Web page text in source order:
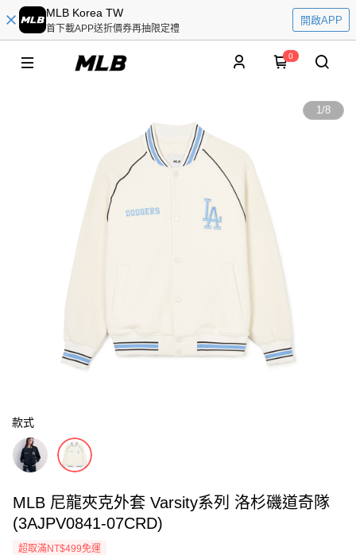
MLB Korea TW
首下載APP送折價券再抽限定禮
開啟APP
0
1/8
款式
MLB 尼龍夾克外套 Varsity系列 洛杉磯道奇隊
(3AJPV0841-07CRD)
超取滿NT$499免運